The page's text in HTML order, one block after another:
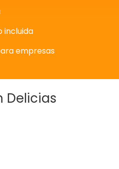
incluida
empresas
Delicias